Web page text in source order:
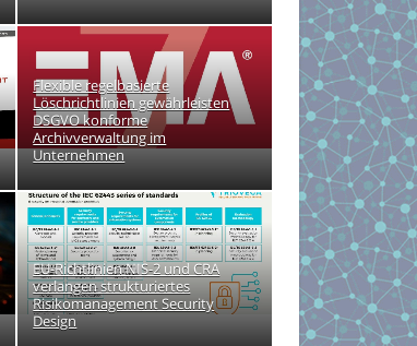
Flexible regelbasierte
Löschrichtlinien gewährleisten
DSGVO konforme
Archivverwaltung im
Unternehmen
EU-Richtlinien NIS-2 und CRA
verlangen strukturiertes
Risikomanagement Security
Design